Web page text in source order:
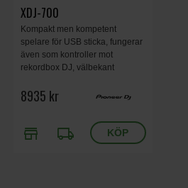
XDJ-700
Kompakt men kompetent
spelare för USB sticka, fungerar
även som kontroller mot
rekordbox DJ, välbekant
jogghjul. pitch, loop, reloop,
8935 kr
store local_shipping